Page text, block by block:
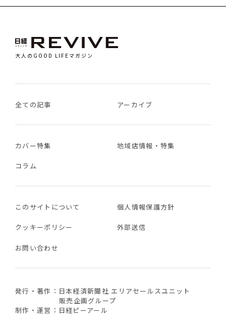
大人のGOOD LIFEマガジン
全ての記事 アーカイブ
カバー特集 地域店情報・特集
コラム
このサイトについて 個人情報保護方針
クッキーポリシー 外部送信
お問い合わせ
発行・著作：日本経済新聞社 エリアセールスユニット
販売企画グループ
制作・運営：日経ピーアール